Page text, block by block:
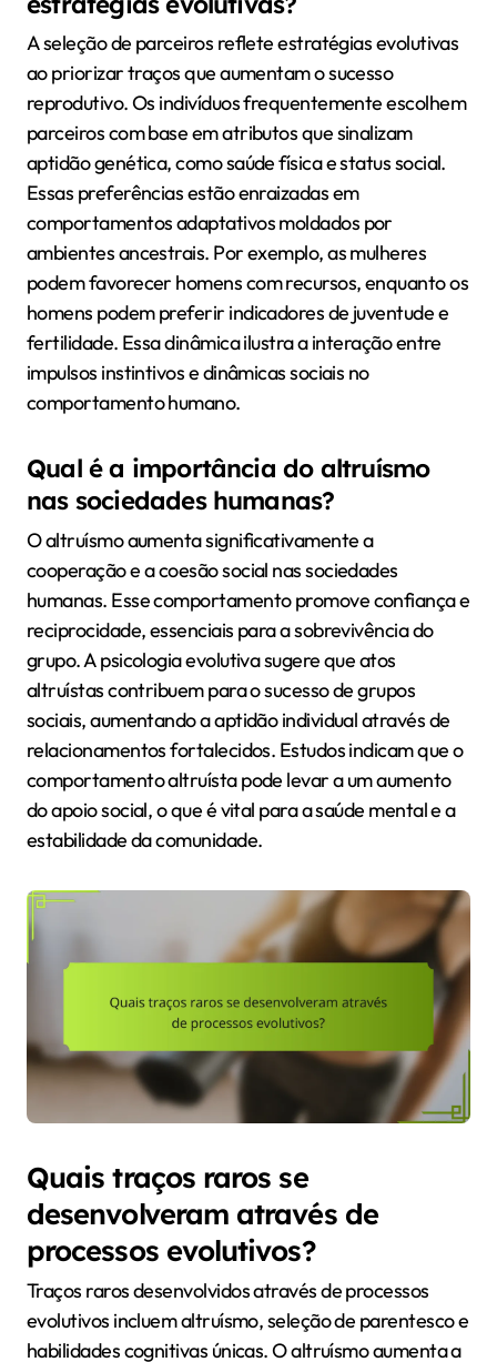
A seleção de parceiros reflete estratégias evolutivas
ao priorizar traços que aumentam o sucesso
reprodutivo. Os indivíduos frequentemente escolhem
parceiros com base em atributos que sinalizam
aptidão genética, como saúde física e status social.
Essas preferências estão enraizadas em
comportamentos adaptativos moldados por
ambientes ancestrais. Por exemplo, as mulheres
podem favorecer homens com recursos, enquanto os
homens podem preferir indicadores de juventude e
fertilidade. Essa dinâmica ilustra a interação entre
impulsos instintivos e dinâmicas sociais no
comportamento humano.
Qual é a importância do altruísmo
nas sociedades humanas?
O altruísmo aumenta significativamente a
cooperação e a coesão social nas sociedades
humanas. Esse comportamento promove confiança e
reciprocidade, essenciais para a sobrevivência do
grupo. A psicologia evolutiva sugere que atos
altruístas contribuem para o sucesso de grupos
sociais, aumentando a aptidão individual através de
relacionamentos fortalecidos. Estudos indicam que o
comportamento altruísta pode levar a um aumento
do apoio social, o que é vital para a saúde mental e a
estabilidade da comunidade.
Quais traços raros se
desenvolveram através de
processos evolutivos?
Traços raros desenvolvidos através de processos
evolutivos incluem altruísmo, seleção de parentesco e
habilidades cognitivas únicas. O altruísmo aumenta a